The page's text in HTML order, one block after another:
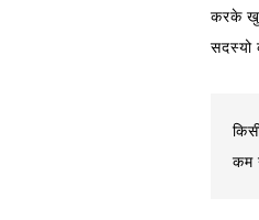
करके
सदस्यो
कम